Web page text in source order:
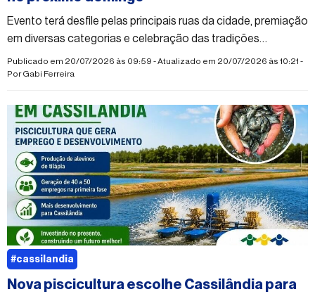
Evento terá desfile pelas principais ruas da cidade, premiação
em diversas categorias e celebração das tradições
sertanejas
Publicado em 20/07/2026 às 09:59 - Atualizado em 20/07/2026 às 10:21 -
PorGabi Ferreira
Nova piscicultura escolhe Cassilândia para
#cassilandia